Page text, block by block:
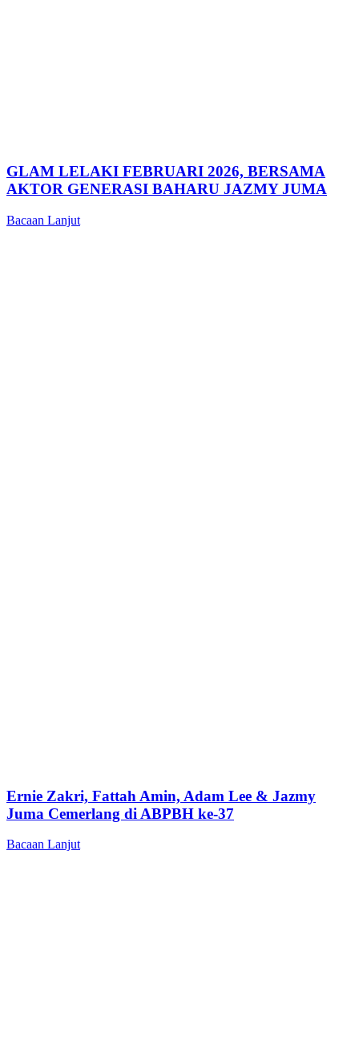
GLAM LELAKI FEBRUARI 2026, BERSAMA
AKTOR GENERASI BAHARU JAZMY JUMA
Bacaan Lanjut
Ernie Zakri, Fattah Amin, Adam Lee & Jazmy
Juma Cemerlang di ABPBH ke-37
Bacaan Lanjut